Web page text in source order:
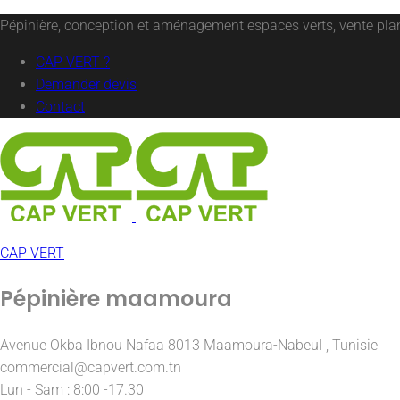
Pépinière, conception et aménagement espaces verts, vente
CAP VERT ?
Demander devis
Contact
CAP VERT
Pépinière maamoura
Avenue Okba Ibnou Nafaa 8013 Maamoura-Nabeul , Tunisie
commercial@capvert.com.tn
Lun - Sam : 8:00 -17.30